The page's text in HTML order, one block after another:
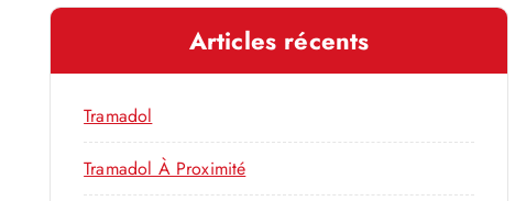
c
h
e
r
Articles récents
Tramadol
Tramadol À Proximité